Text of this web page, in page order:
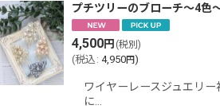
プチツリーのブローチ〜4色
4,500円 (税別)
(税込 : 4,950円)
ワイヤーレースジュエリ
に…